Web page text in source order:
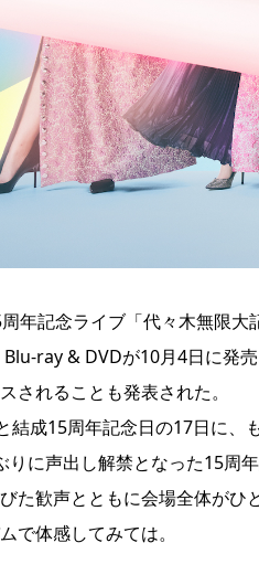
周年記念ライブ「代々木無限
Blu-ray & DVDが10月4日に発
されることも発表された。
結成15周年記念日の17日に、
りに声出し解禁となった15周年
た歓声とともに会場全体が
で体感してみては。